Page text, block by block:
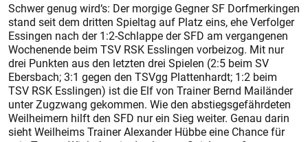
Schwer genug wird‘s: Der morgige Gegner SF Dorfmerkingen
stand seit dem dritten Spieltag auf Platz eins, ehe Verfolger
Essingen nach der 1:2-Schlappe der SFD am vergangenen
Wochenende beim TSV RSK Esslingen vorbeizog. Mit nur
drei Punkten aus den letzten drei Spielen (2:5 beim SV
Ebersbach; 3:1 gegen den TSVgg Plattenhardt; 1:2 beim
TSV RSK Esslingen) ist die Elf von Trainer Bernd Mailänder
unter Zugzwang gekommen. Wie den abstiegsgefährdeten
Weilheimern hilft den SFD nur ein Sieg weiter. Genau darin
sieht Weilheims Trainer Alexander Hübbe eine Chance für